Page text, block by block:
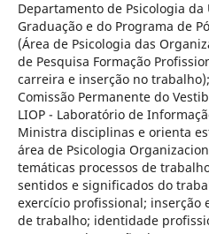
Departamento de Psicologia da
Graduação e do Programa de
(Área de Psicologia das
de Pesquisa Formação
carreira e inserção no trabalho);
Comissão Permanente do
LIOP - Laboratório de
Ministra disciplinas e orienta
área de Psicologia
temáticas processos de
sentidos e significados do
exercício profissional; inserção
de trabalho; identidade